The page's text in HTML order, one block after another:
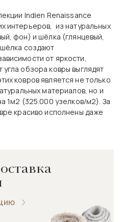
Indien Renaissance
интерьеров, из натуральных
фон) и шёлка (глянцевый,
создают
от яркости,
обзора ковры выглядят
ковров является не только
материалов, но и
1м2 (325.000 узелков/м2). За
красиво исполнены даже